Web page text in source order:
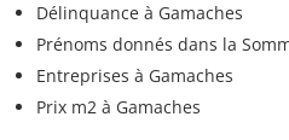
Délinquance à Gamaches
Prénoms donnés dans la
Entreprises à Gamaches
Prix m2 à Gamaches